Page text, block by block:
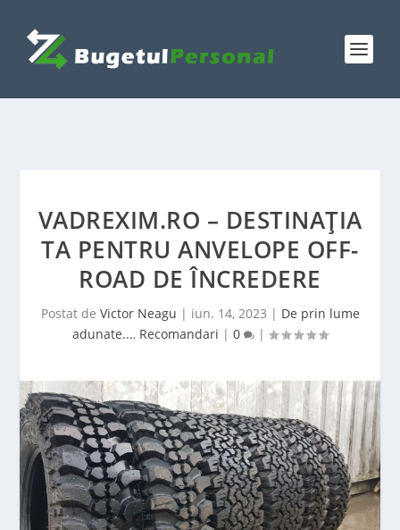
VADREXIM.RO – DESTINAȚIA
TA PENTRU ANVELOPE OFF-
ROAD DE ÎNCREDERE
Postat de Victor Neagu | iun. 14, 2023 | De prin lume
adunate..., Recomandari | 0 |